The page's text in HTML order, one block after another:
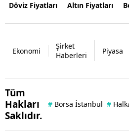
Döviz Fiyatları Altın Fiyatları
Ekonomi
Şirket
Haberleri
Piyasa
Tüm
Hakları
Saklıdır.
# Borsa İstanbul #